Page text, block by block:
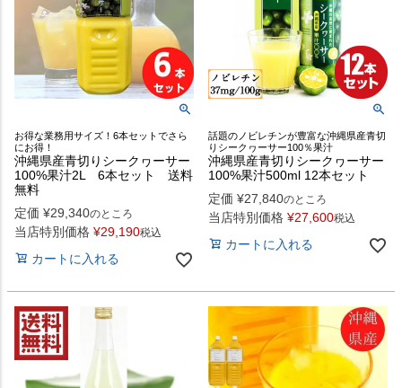
お得な業務用サイズ！6本セットでさら
にお得！
沖縄県産青切りシークヮーサー
100%果汁2L 6本セット 送料
無料
定価 ¥29,340のところ
当店特別価格 ¥29,190税込
カートに入れる
話題のノビレチンが豊富な沖縄県産青切
りシークヮーサー100％果汁
沖縄県産青切りシークヮーサー
100%果汁500ml 12本セット
定価 ¥27,840のところ
当店特別価格 ¥27,600税込
カートに入れる